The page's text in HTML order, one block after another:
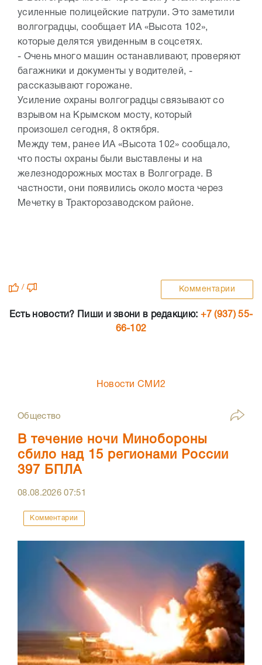
усиленные полицейские патрули. Это заметили
волгоградцы, сообщает ИА «Высота 102»,
которые делятся увиденным в соцсетях.
- Очень много машин останавливают, проверяют
багажники и документы у водителей, -
рассказывают горожане.
Усиление охраны волгоградцы связывают со
взрывом на Крымском мосту, который
произошел сегодня, 8 октября.
Между тем, ранее ИА «Высота 102» сообщало,
что посты охраны были выставлены и на
железнодорожных мостах в Волгограде. В
частности, они появились около моста через
Мечетку в Тракторозаводском районе.
/ Комментарии
Есть новости? Пиши и звони в редакцию: +7 (937) 55-
66-102
Новости СМИ2
Общество
В течение ночи Минобороны
сбило над 15 регионами России
397 БПЛА
08.08.202607:51
Комментарии